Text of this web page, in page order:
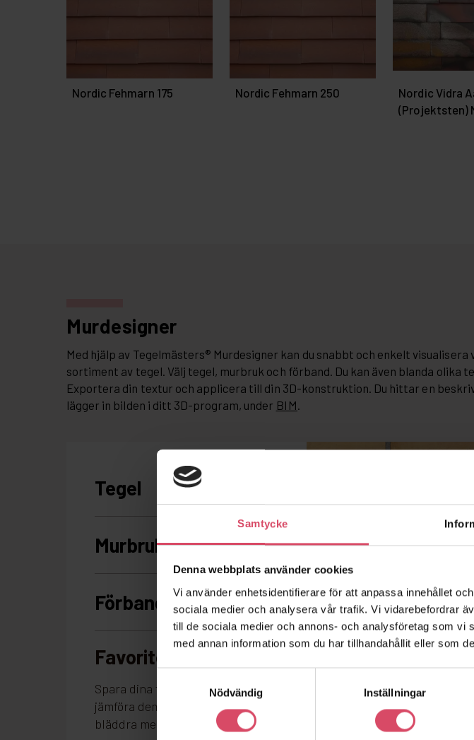
Samtycke
Denna webbplats använder cookies
Vi använder enhetsidentifierare för att anpassa innehållet
sociala medier och analysera vår trafik. Vi vidarebefordrar
till de sociala medier och annons- och analysföretag som
med annan information som du har tillhandahållit eller som
Nödvändig
Inställningar
Nordic Fehmarn 175 Nordic Fehmarn 250
Nordic Vidra
(Projektsten)
Murdesigner
Med hjälp av Tegelmästers® Murdesigner kan du snabbt och enkelt visualisera
sortiment av tegel. Välj tegel, murbruk och förband. Du kan även blanda olika
Exportera din textur och applicera till din 3D-konstruktion. Du hittar en
lägger in bilden i ditt 3D-program, under BIM.